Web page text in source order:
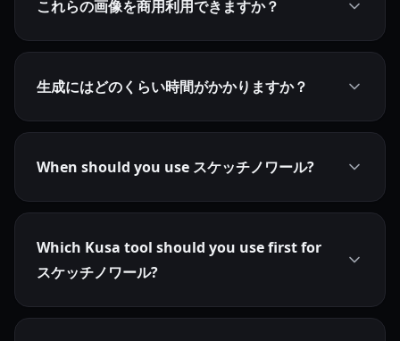
これらの画像を商用利用できますか？
生成にはどのくらい時間がかかりますか？
When should you use スケッチノワール?
Which Kusa tool should you use first for
スケッチノワール?